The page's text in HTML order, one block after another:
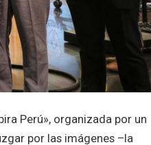
Perú», organizada por un
por las imágenes –la